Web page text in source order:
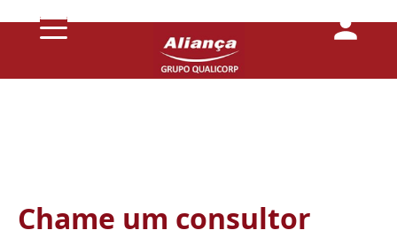
Chame um consultor